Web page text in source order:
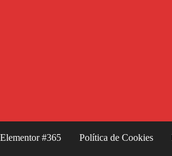
Elementor #365 Política de Cookies